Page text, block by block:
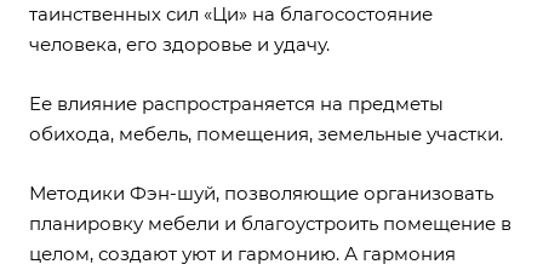
таинственных сил «Ци» на благосостояние
человека, его здоровье и удачу.
Ее влияние распространяется на предметы
обихода, мебель, помещения, земельные участки.
Методики Фэн-шуй, позволяющие организовать
планировку мебели и благоустроить помещение в
целом, создают уют и гармонию. А гармония